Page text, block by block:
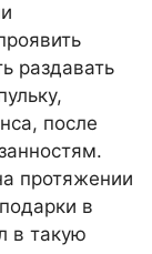
раздавать
после
протяжении
в
в такую